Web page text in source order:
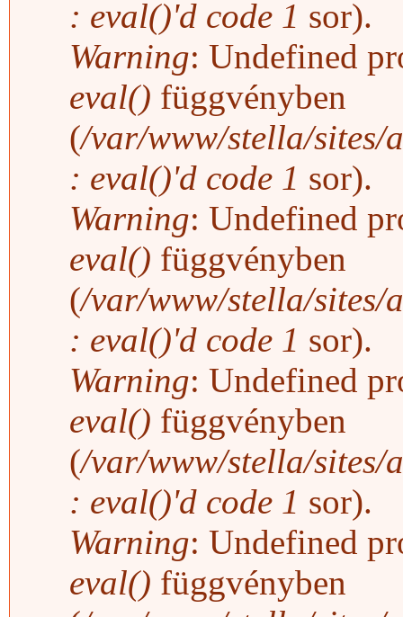
: eval()'d code 1 sor).
Warning: Undefined
eval() függvényben
(/var/www/stella/sites/
: eval()'d code 1 sor).
Warning: Undefined
eval() függvényben
(/var/www/stella/sites/
: eval()'d code 1 sor).
Warning: Undefined
eval() függvényben
(/var/www/stella/sites/
: eval()'d code 1 sor).
Warning: Undefined
eval() függvényben